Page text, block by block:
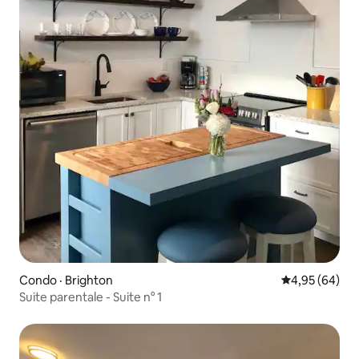
Condo · Brighton Note
4,95 (64)
Suite parentale - Suite n° 1